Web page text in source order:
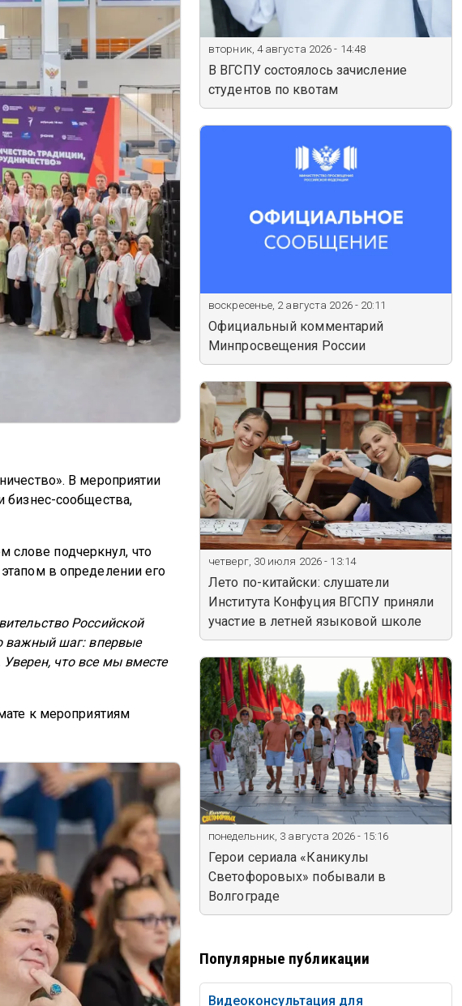
В мероприятии
бизнес-сообщества,
слове подчеркнул, что
в определении его
Российской
важный шаг: впервые
что все мы вместе
к мероприятиям
вторник, 4 августа 2026 - 14:48
В ВГСПУ состоялось зачисление
студентов по квотам
воскресенье, 2 августа 2026 - 20:11
Официальный комментарий
Минпросвещения России
четверг, 30 июля 2026 - 13:14
Лето по-китайски: слушатели
Института Конфуция ВГСПУ приняли
участие в летней языковой школе
понедельник, 3 августа 2026 - 15:16
Герои сериала «Каникулы
Светофоровых» побывали в
Волгограде
Популярные публикации
Видеоконсультация для